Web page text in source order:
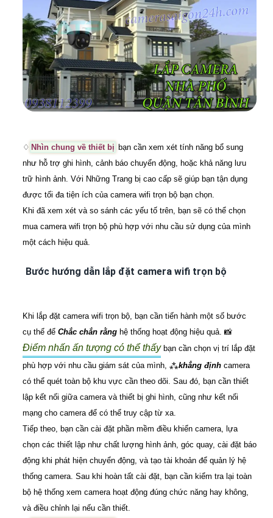
♢ Nhìn chung về thiết bị bạn cần xem xét tính năng bổ sung
như hỗ trợ ghi hình, cảnh báo chuyển động, hoặc khả năng lưu
trữ hình ảnh. Với Những Trang bị cao cấp sẽ giúp bạn tận dụng
được tối đa tiện ích của camera wifi trọn bộ bạn chọn.
Khi đã xem xét và so sánh các yếu tố trên, bạn sẽ có thể chọn
mua camera wifi trọn bộ phù hợp với nhu cầu sử dụng của mình
một cách hiệu quả.
Bước hướng dẫn lắp đặt camera wifi trọn bộ
Khi lắp đặt camera wifi trọn bộ, bạn cần tiến hành một số bước
cụ thể để Chắc chắn rằng hệ thống hoạt động hiệu quả. 📸
Điểm nhấn ấn tượng có thể thấybạn cần chọn vị trí lắp đặt
phù hợp với nhu cầu giám sát của mình, ⁂khẳng định camera
có thể quét toàn bộ khu vực cần theo dõi. Sau đó, bạn cần thiết
lập kết nối giữa camera và thiết bị ghi hình, cũng như kết nối
mạng cho camera để có thể truy cập từ xa.
Tiếp theo, bạn cần cài đặt phần mềm điều khiển camera, lựa
chọn các thiết lập như chất lượng hình ảnh, góc quay, cài đặt báo
động khi phát hiện chuyển động, và tạo tài khoản để quản lý hệ
thống camera. Sau khi hoàn tất cài đặt, bạn cần kiểm tra lại toàn
bộ hệ thống xem camera hoạt động đúng chức năng hay không,
và điều chỉnh lại nếu cần thiết.